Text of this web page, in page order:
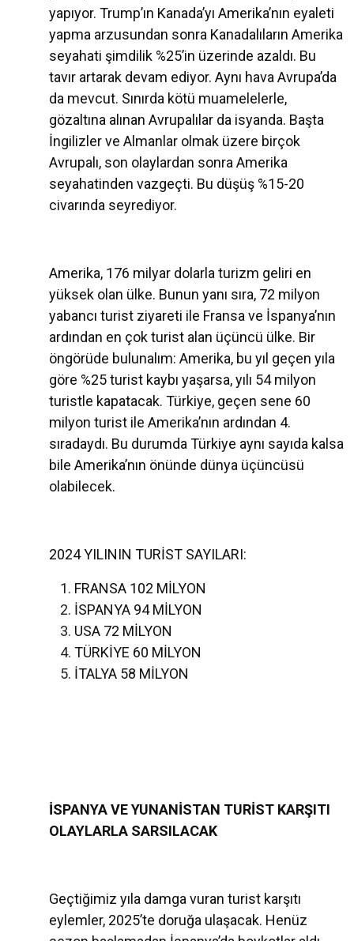
yapıyor. Trump’ın Kanada’yı Amerika’nın eyaleti
yapma arzusundan sonra Kanadalıların Amerika
seyahati şimdilik %25’in üzerinde azaldı. Bu
tavır artarak devam ediyor. Aynı hava Avrupa’da
da mevcut. Sınırda kötü muamelelerle,
gözaltına alınan Avrupalılar da isyanda. Başta
İngilizler ve Almanlar olmak üzere birçok
Avrupalı, son olaylardan sonra Amerika
seyahatinden vazgeçti. Bu düşüş %15-20
civarında seyrediyor.
Amerika, 176 milyar dolarla turizm geliri en
yüksek olan ülke. Bunun yanı sıra, 72 milyon
yabancı turist ziyareti ile Fransa ve İspanya’nın
ardından en çok turist alan üçüncü ülke. Bir
öngörüde bulunalım: Amerika, bu yıl geçen yıla
göre %25 turist kaybı yaşarsa, yılı 54 milyon
turistle kapatacak. Türkiye, geçen sene 60
milyon turist ile Amerika’nın ardından 4.
sıradaydı. Bu durumda Türkiye aynı sayıda kalsa
bile Amerika’nın önünde dünya üçüncüsü
olabilecek.
2024 YILININ TURİST SAYILARI:
FRANSA 102 MİLYON
İSPANYA 94 MİLYON
USA 72 MİLYON
TÜRKİYE 60 MİLYON
İTALYA 58 MİLYON
İSPANYA VE YUNANİSTAN TURİST KARŞITI
OLAYLARLA SARSILACAK
Geçtiğimiz yıla damga vuran turist karşıtı
eylemler, 2025’te doruğa ulaşacak. Henüz